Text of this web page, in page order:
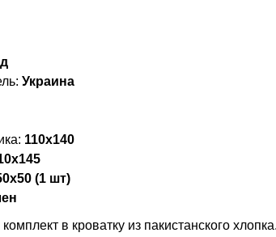
Украина
110х140
(1 шт)
в кроватку из пакистанского